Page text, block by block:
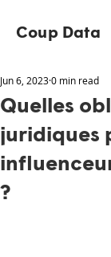
Coup Data
Quelles
juridiques
?
Jun 6, 20230 min read